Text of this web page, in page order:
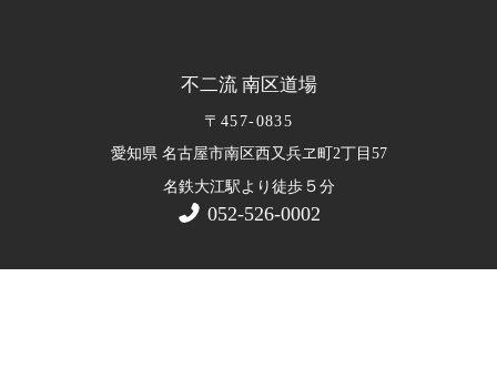
不二流 南区道場
〒457-0835
愛知県 名古屋市南区西又兵ヱ町2丁目57
名鉄大江駅より徒歩５ 分
052-526-0002